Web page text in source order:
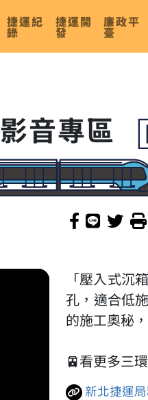
捷運紀
錄
捷運開
發
廉政平
臺
影音專區
「壓入式沉
孔，適合低
的施工奧秘
🚈看更多三
新北捷運